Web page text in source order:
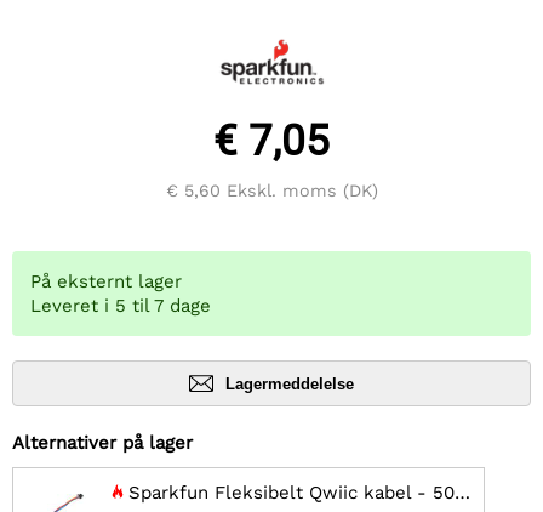
€ 7,05
€ 5,60 Ekskl. moms (DK)
På eksternt lager
Leveret i 5 til 7 dage
Lagermeddelelse
Alternativer på lager
Sparkfun Fleksibelt Qwiic kabel - 50mm